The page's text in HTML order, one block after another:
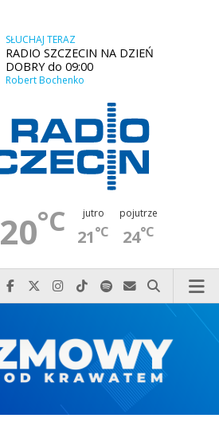
SŁUCHAJ TERAZ
RADIO SZCZECIN NA DZIEŃ
DOBRY do 09:00
Robert Bochenko
20°C jutro
21°C
pojutrze
24°C
Najlepiej po prostu do nas zadzwoń
Odwiedź nas na Facebook-u
Odwiedź nas na X
Odwiedź nas na Instagram-ie
Odwiedź nas na TikTok-u
Szukaj nas na Spotify
Wyślij do nas
Szukaj